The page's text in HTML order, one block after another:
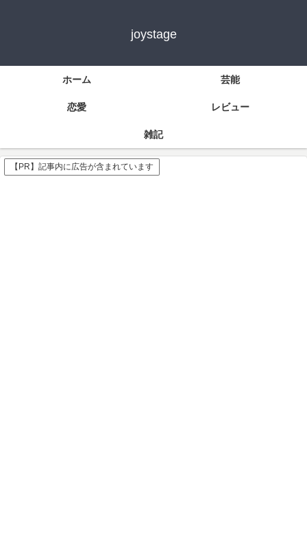
joystage
ホーム 芸能
恋愛 レビュー
雑記
【PR】記事内に広告が含まれています